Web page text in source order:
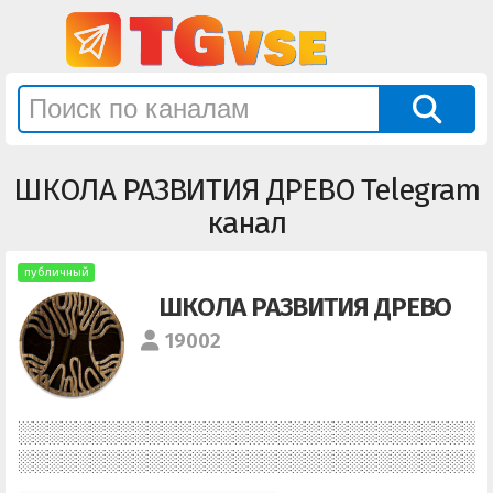
ШКОЛА РАЗВИТИЯ ДРЕВО Telegram
канал
публичный
ШКОЛА РАЗВИТИЯ ДРЕВО
19002